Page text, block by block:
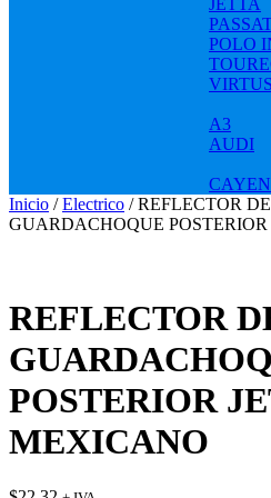
JETTA
POLO
VIRTUS
A3
AUDI
Inicio /Electrico / REFLECTOR
GUARDACHOQUE
REFLECTOR
POSTERIOR
MEXICANO